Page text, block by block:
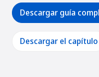
Descargar guía
Descargar el capítulo